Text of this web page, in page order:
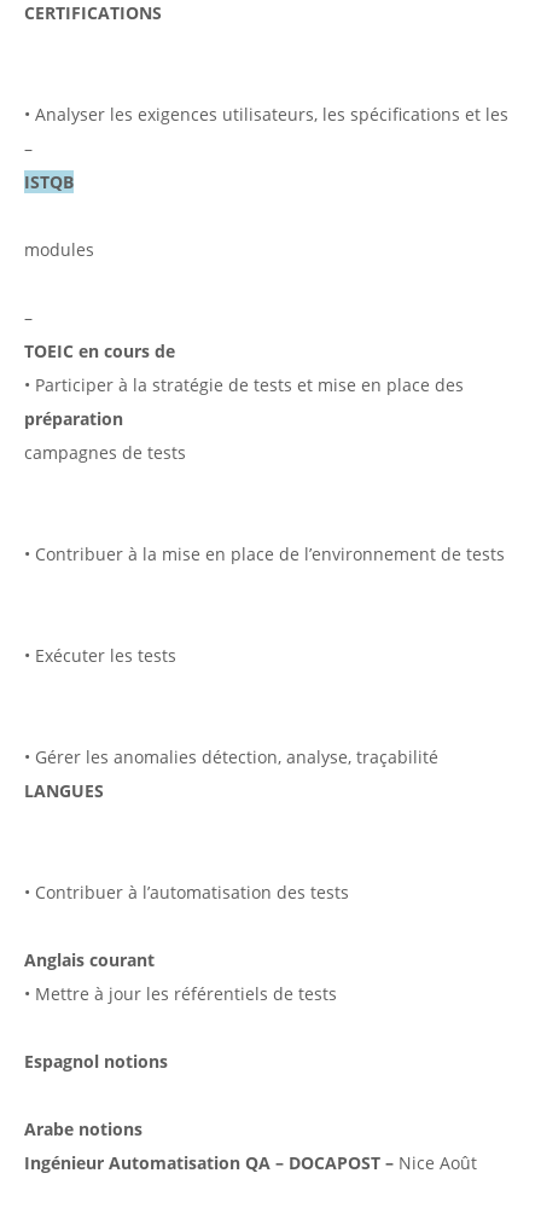
CERTIFICATIONS
• Analyser les exigences utilisateurs, les spécifications et les
–
ISTQB
modules
–
TOEIC en cours de
• Participer à la stratégie de tests et mise en place des
préparation
campagnes de tests
• Contribuer à la mise en place de l’environnement de tests
• Exécuter les tests
• Gérer les anomalies détection, analyse, traçabilité
LANGUES
• Contribuer à l’automatisation des tests
Anglais courant
• Mettre à jour les référentiels de tests
Espagnol notions
Arabe notions
Ingénieur Automatisation QA – DOCAPOST – Nice Août